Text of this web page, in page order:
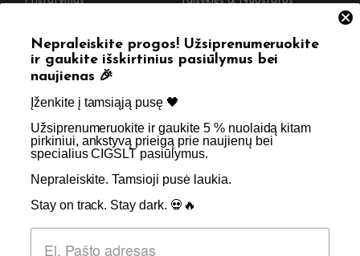
Straipsniai Apie Mus
Kontaktai
SKIRTA TIK SUAUGUSIEMS NIKOTINO VARTOTOJAMS.
NETURĖTUMĖTE NAUDOTI ŠIŲ PRODUKTŲ, JEI NEVARTOJATE
NIKOTINO.
© 2026 Visos teisės saugomos - CigsLT.app
Nepraleiskite progos! Užsiprenumeruokite
ir gaukite išskirtinius pasiūlymus bei
naujienas 🎉
Įženkite į tamsiąją pusę 🖤 ​
Užsiprenumeruokite ir gaukite 5 % nuolaidą kitam
pirkiniui, ankstyvą prieigą prie naujienų bei
specialius CIGSLT pasiūlymus. ​
Nepraleiskite. Tamsioji pusė laukia.
Stay on track. Stay dark. 💀🔥